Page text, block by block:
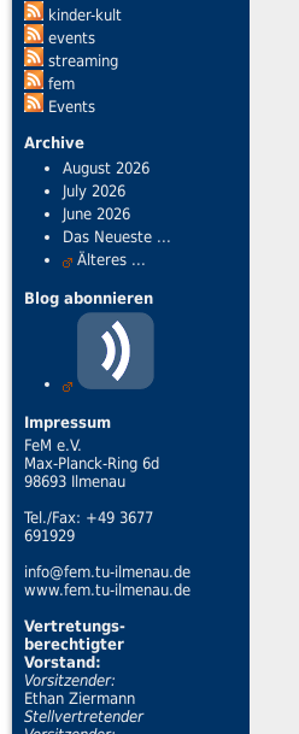
kinder-kult
events
streaming
fem
Events
Archive
August 2026
July 2026
June 2026
Das Neueste ...
Älteres ...
Blog abonnieren
Impressum
FeM e.V.
Max-Planck-Ring 6d
98693 Ilmenau
Tel./Fax: +49 3677
691929
info@fem.tu-ilmenau.de
www.fem.tu-ilmenau.de
Vertretungs-
berechtigter
Vorstand:
Vorsitzender:
Ethan Ziermann
Stellvertretender